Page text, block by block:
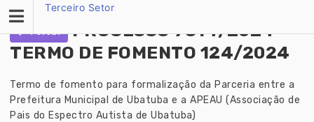
Skip
content
Terceiro Setor
Voltar PROCESSO 7314/2024 -
TERMO DE FOMENTO 124/2024
Termo de fomento para formalização da Parceria entre a
Prefeitura Municipal de Ubatuba e a APEAU (Associação de
Pais do Espectro Autista de Ubatuba)